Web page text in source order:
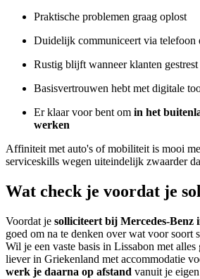
Praktische problemen graag oplost
Duidelijk communiceert via telefoon
Rustig blijft wanneer klanten
Basisvertrouwen hebt met digitale
Er klaar voor bent om in het
werken
Affiniteit met auto's of mobiliteit is mooi
serviceskills wegen uiteindelijk zwaarder
Wat check je voordat je
Voordat je solliciteert bij Mercedes-Benz
goed om na te denken over wat voor soort
Wil je een vaste basis in Lissabon met
liever in Griekenland met accommodatie
werk je daarna op afstand vanuit je